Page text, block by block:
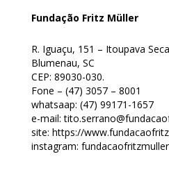
Fundação Fritz Müller
R. Iguaçu, 151 – Itoupava Seca
Blumenau, SC
CEP: 89030-030.
Fone – (47) 3057 – 8001
whatsaap: (47) 99171-1657
e-mail:
site: https://
instagram: fundacaofritzmuller